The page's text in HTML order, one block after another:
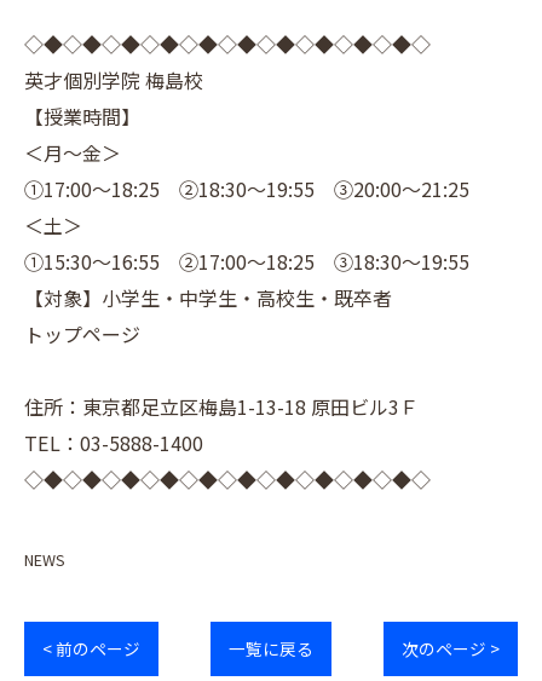
◇◆◇◆◇◆◇◆◇◆◇◆◇◆◇◆◇◆◇◆◇
英才個別学院 梅島校
【授業時間】
＜月～金＞
①17:00～18:25 ②18:30～19:55 ③20:00～21:25
＜土＞
①15:30～16:55 ②17:00～18:25 ③18:30～19:55
【対象】小学生・中学生・高校生・既卒者
トップページ
住所：東京都足立区梅島1-13-18 原田ビル3Ｆ
TEL：03-5888-1400
◇◆◇◆◇◆◇◆◇◆◇◆◇◆◇◆◇◆◇◆◇
NEWS
< 前のページ 一覧に戻る 次のページ >